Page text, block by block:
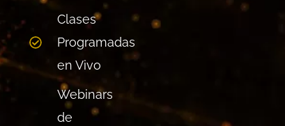
Clases
Programadas
en Vivo
Webinars
de